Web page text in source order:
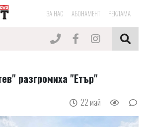
ЗА НАС АБОНАМЕНТ РЕКЛАМА
разгромиха "Етър"
22 май